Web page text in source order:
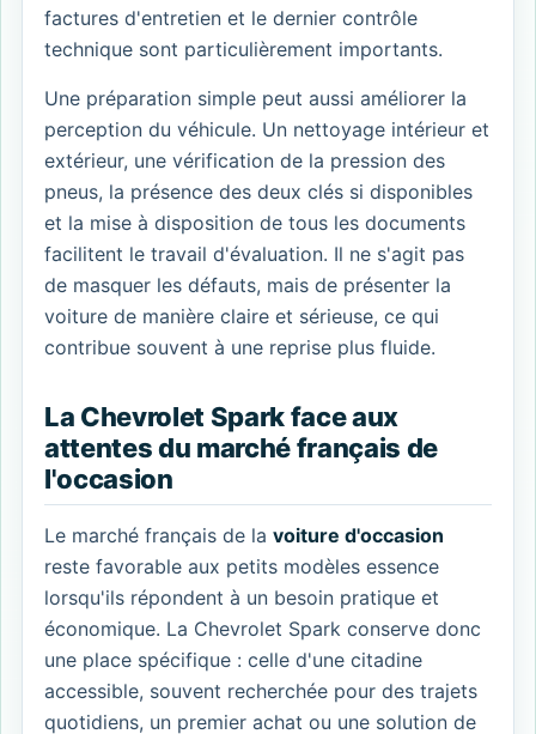
factures d'entretien et le dernier contrôle
technique sont particulièrement importants.
Une préparation simple peut aussi améliorer la
perception du véhicule. Un nettoyage intérieur et
extérieur, une vérification de la pression des
pneus, la présence des deux clés si disponibles
et la mise à disposition de tous les documents
facilitent le travail d'évaluation. Il ne s'agit pas
de masquer les défauts, mais de présenter la
voiture de manière claire et sérieuse, ce qui
contribue souvent à une reprise plus fluide.
La Chevrolet Spark face aux
attentes du marché français de
l'occasion
Le marché français de la voiture d'occasion
reste favorable aux petits modèles essence
lorsqu'ils répondent à un besoin pratique et
économique. La Chevrolet Spark conserve donc
une place spécifique : celle d'une citadine
accessible, souvent recherchée pour des trajets
quotidiens, un premier achat ou une solution de